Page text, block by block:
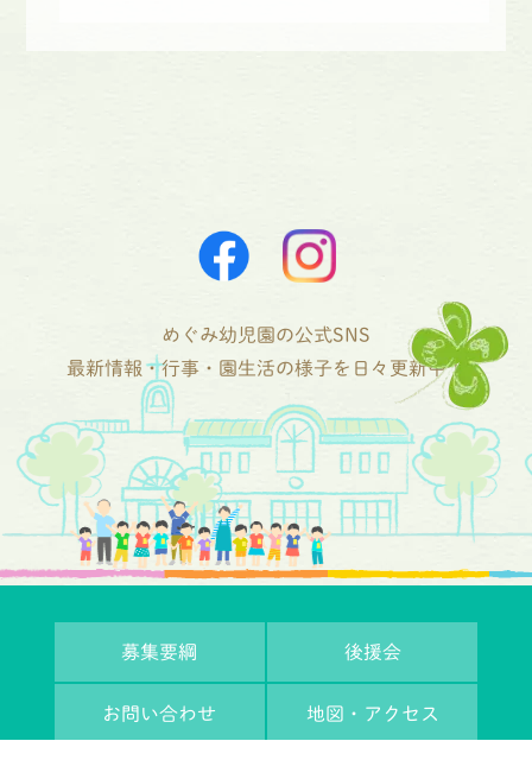
めぐみ幼児園の公式SNS
最新情報・行事・園生活の様子を日々更新中！
募集要綱 後援会
お問い合わせ 地図・アクセス